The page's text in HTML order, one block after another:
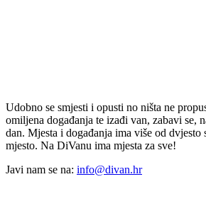
Udobno se smjesti i opusti no ništa ne
omiljena događanja te izađi van, zabavi se,
dan. Mjesta i događanja ima više od dvjesto
mjesto. Na DiVanu ima mjesta za sve!
Javi nam se na: info@divan.hr